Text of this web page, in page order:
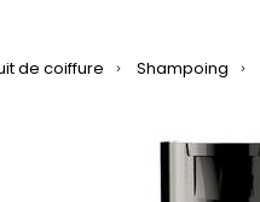
de coiffure Shampoing